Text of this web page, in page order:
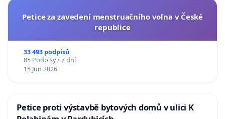
Petice za zavedení menstruačního volna v České
republice
33 493 podpisů
85 Podpisy / 7 dní
15 Jun 2026
Petice proti výstavbě bytových domů v ulici K